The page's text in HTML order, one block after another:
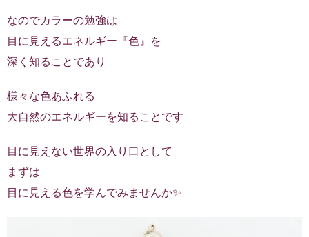
なのでカラーの勉強は
目に見えるエネルギー『色』を
深く知ることであり
様々な色あふれる
大自然のエネルギーを知ることです
目に見えない世界の入り口として
まずは
目に見える色を学んでみませんか✨